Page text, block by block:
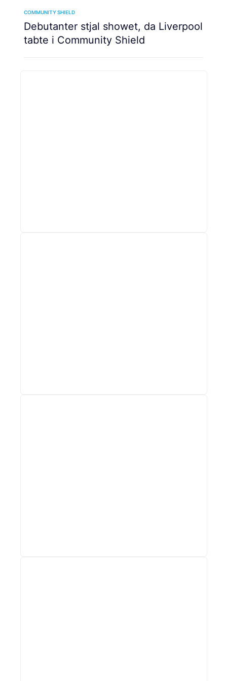
COMMUNITY SHIELD
Debutanter stjal showet, da Liverpool
tabte i Community Shield